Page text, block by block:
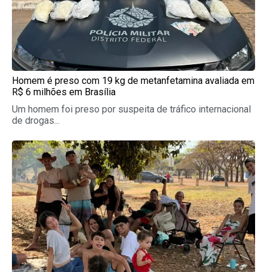
Homem é preso com 19 kg de metanfetamina avaliada em
R$ 6 milhões em Brasília
Um homem foi preso por suspeita de tráfico internacional
de drogas...